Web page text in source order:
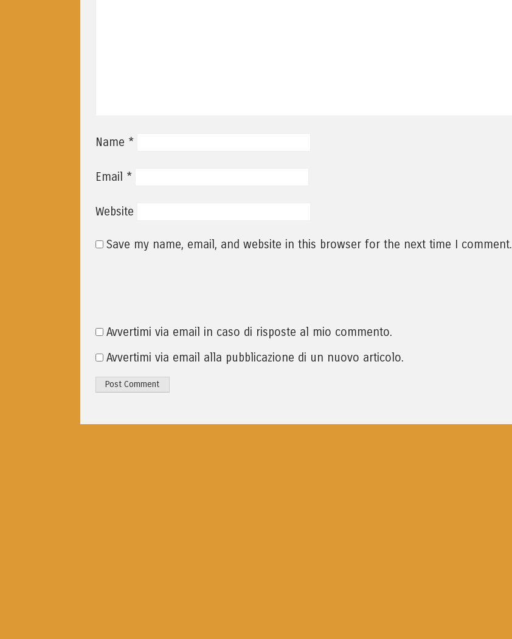
Name *
Email *
Website
Save my name, email, and website in this browser for the next time I comment.
Avvertimi via email in caso di risposte al mio commento.
Avvertimi via email alla pubblicazione di un nuovo articolo.